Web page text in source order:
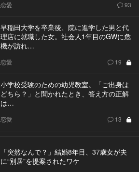
恋愛 93
早稲田大学を卒業後、院に進学した男と代
理店に就職した女。社会人1年目のGWに危
機が訪れ…
恋愛 19
小学校受験のための幼児教室。「ご出身は
どちら？」と聞かれたとき、答え方の正解
は…
恋愛 13
「突然なんで？」結婚8年目、37歳女が夫
に“別居”を提案されたワケ